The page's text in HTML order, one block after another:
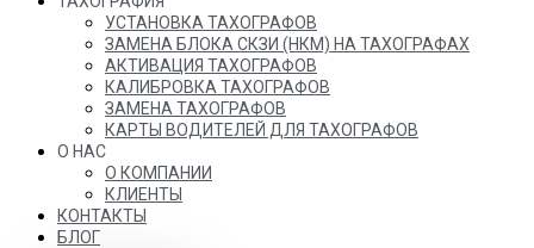
УСТАНОВКА ТАХОГРАФОВ
ЗАМЕНА БЛОКА СКЗИ (НКМ) НА ТАХОГРАФАХ
АКТИВАЦИЯ ТАХОГРАФОВ
КАЛИБРОВКА ТАХОГРАФОВ
ЗАМЕНА ТАХОГРАФОВ
КАРТЫ ВОДИТЕЛЕЙ ДЛЯ ТАХОГРАФОВ
О НАС
О КОМПАНИИ
КЛИЕНТЫ
КОНТАКТЫ
БЛОГ